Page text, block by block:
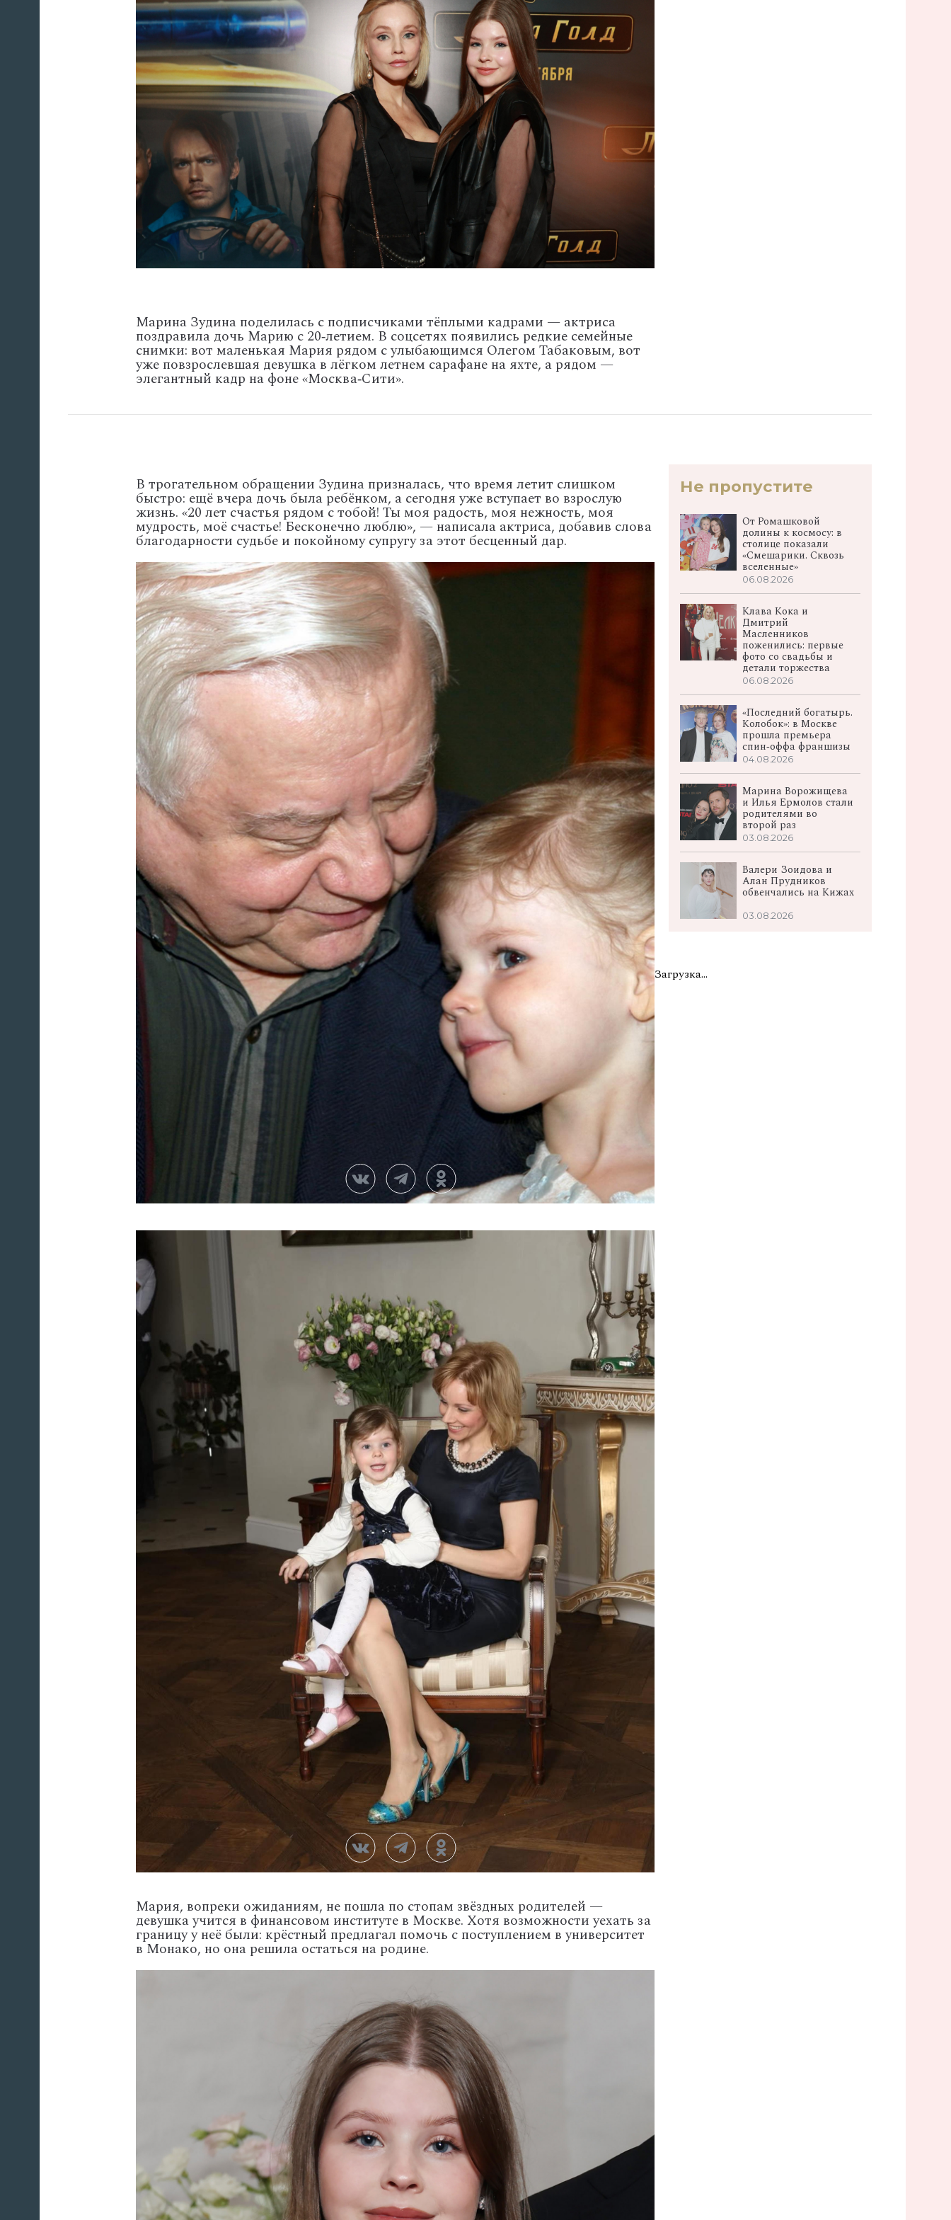
Марина Зудина поделилась с подписчиками тёплыми кадрами — актриса
поздравила дочь Марию с 20‑летием. В соцсетях появились редкие семейные
снимки: вот маленькая Мария рядом сулыбающимся Олегом Табаковым, вот
уже повзрослевшая девушка в лёгком летнем сарафане на яхте, а рядом —
элегантный кадр на фоне«Москва‑Сити».
В трогательном обращении Зудина призналась, что время летит слишком
быстро: ещё вчера дочь была ребёнком, а сегодняуже вступает во взрослую
жизнь. «20 лет счастья рядом стобой! Ты моя радость, моя нежность, моя
мудрость, моё счастье! Бесконечно люблю», — написала актриса, добавив слова
благодарности судьбе и покойномусупругуза этот бесценный дар.
Мария, вопреки ожиданиям, не пошла по стопам звёздных родителей —
девушкаучится в финансовом институте в Москве. Хотя возможностиуехать за
границуунеё были: крёстный предлагал помочь с поступлением вуниверситет
в Монако, но она решила остаться на родине.
Не пропустите
От Ромашковой
долины к космосу: в
столице показали
«Смешарики. Сквозь
вселенные»
06.08.2026
Клава Кока и
Дмитрий
Масленников
поженились: первые
фото со свадьбы и
детали торжества
06.08.2026
«Последний богатырь.
Колобок»: в Москве
прошла премьера
спин‑оффа франшизы
04.08.2026
Марина Ворожищева
и Илья Ермолов стали
родителями во
второй раз
03.08.2026
Валери Зоидова и
Алан Прудников
обвенчались на Кижах
03.08.2026
Загрузка...